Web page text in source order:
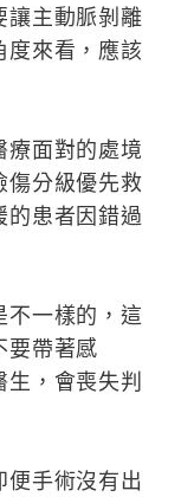
讓主動脈剝離
度來看，應該
療面對的處境
傷分級優先救
的患者因錯過
不一樣的，這
要帶著感
，會喪失判
便手術沒有出